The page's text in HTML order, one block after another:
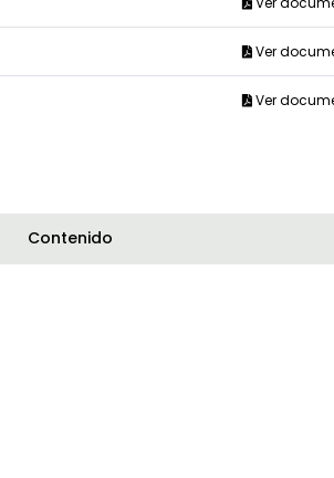
Ver
Ver
Contenido